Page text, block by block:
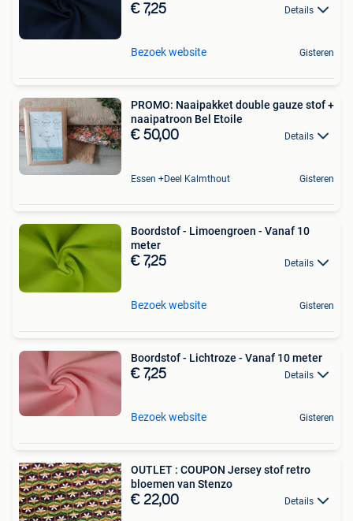
€ 7,25 Details
Bezoek website Gisteren
PROMO: Naaipakket double gauze stof +
naaipatroon Bel Etoile
€ 50,00 Details
Essen +Deel Kalmthout Gisteren
Boordstof - Limoengroen - Vanaf 10
meter
€ 7,25 Details
Bezoek website Gisteren
Boordstof - Lichtroze - Vanaf 10 meter
€ 7,25 Details
Bezoek website Gisteren
OUTLET : COUPON Jersey stof retro
bloemen van Stenzo
€ 22,00 Details